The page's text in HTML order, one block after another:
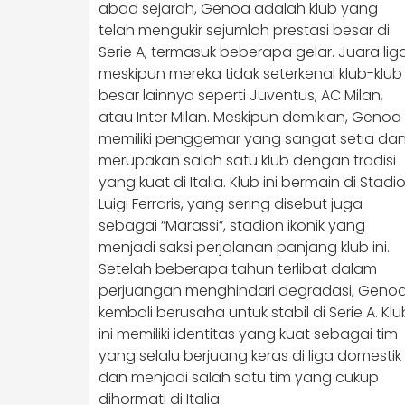
abad sejarah, Genoa adalah klub yang
telah mengukir sejumlah prestasi besar di
Serie A, termasuk beberapa gelar. Juara
meskipun mereka tidak seterkenal klub-klub
besar lainnya seperti Juventus, AC Milan,
atau Inter Milan. Meskipun demikian, Genoa
memiliki penggemar yang sangat setia dan
merupakan salah satu klub dengan tradisi
yang kuat di Italia. Klub ini bermain di Stadio
Luigi Ferraris, yang sering disebut juga
sebagai “Marassi”, stadion ikonik yang
menjadi saksi perjalanan panjang klub ini.
Setelah beberapa tahun terlibat dalam
perjuangan menghindari degradasi,
kembali berusaha untuk stabil di Serie A.
ini memiliki identitas yang kuat sebagai tim
yang selalu berjuang keras di liga domestik
dan menjadi salah satu tim yang cukup
dihormati di Italia.